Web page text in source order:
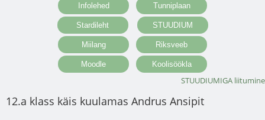
STUUDIUMIGA liitumine
12.a klass käis kuulamas Andrus Ansipit